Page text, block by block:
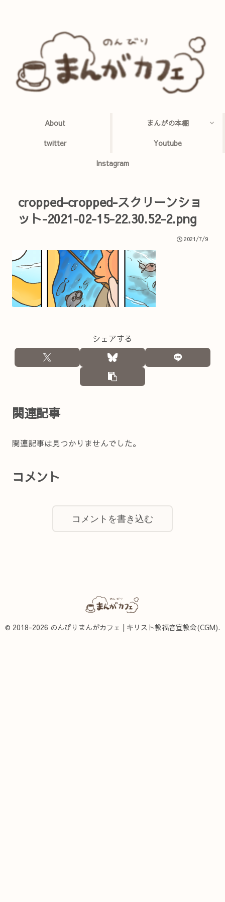
About
まんがの本棚
twitter
Youtube
Instagram
cropped-cropped-スクリーンショ
ット-2021-02-15-22.30.52-2.png
2021/7/9
シェアする
関連記事
関連記事は見つかりませんでした。
コメント
コメントを書き込む
© 2018-2026 のんびりまんがカフェ | キリスト教福音宣教会(CGM).